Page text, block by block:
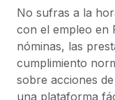
Nómina
Gestiona las
legalidad.
Employer of
Expándete en
COBERTURA
Explorador
Consulta el
Explorador
Recursos
HERRAMIENTAS
Consulta el
Precios
No sufras a la
con el empleo en
nóminas, las
cumplimiento
sobre acciones
una plataforma